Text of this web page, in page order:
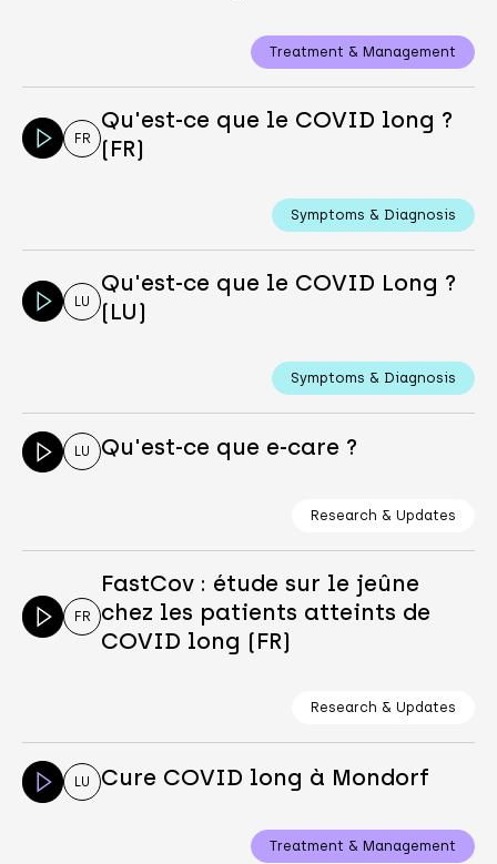
Treatment & Management
FR
Qu'est-ce que le COVID long ?
(FR)
Symptoms & Diagnosis
LU
Qu'est-ce que le COVID Long ?
(LU)
Symptoms & Diagnosis
LU Qu'est-ce que e-care ?
Research & Updates
FR
FastCov : étude sur le jeûne
chez les patients atteints de
COVID long (FR)
Research & Updates
LU Cure COVID long à Mondorf
Treatment & Management